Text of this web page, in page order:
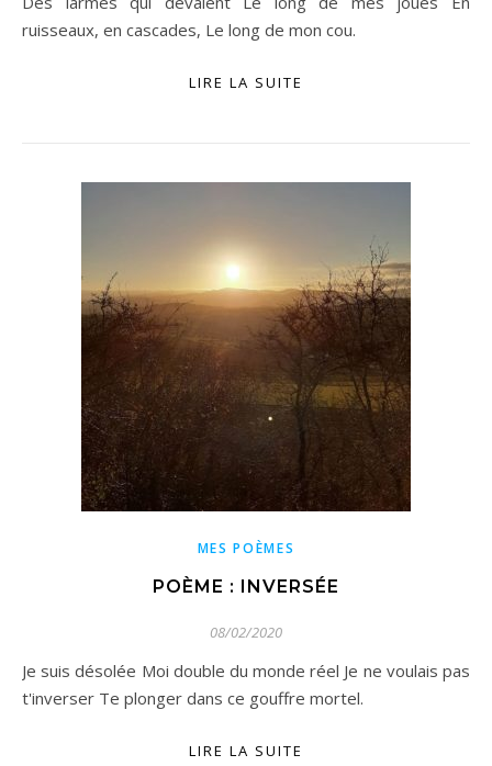
ruisseaux, en cascades, Le long de mon cou.
LIRE LA SUITE
MES POÈMES
POÈME : INVERSÉE
08/02/2020
Je suis désolée Moi double du monde réel Je ne voulais pas
t'inverser Te plonger dans ce gouffre mortel.
LIRE LA SUITE